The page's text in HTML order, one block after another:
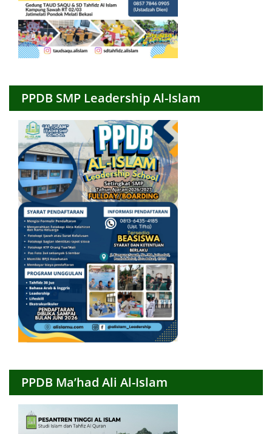
PPDB SMP Leadership Al-Islam
PPDB Ma’had Ali Al-Islam